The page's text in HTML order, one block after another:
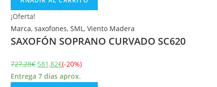
¡Oferta!
Marca,saxofones,SML,Viento Madera
SAXOFÓN SOPRANO CURVADO SC620
727,28€ 581,82€(-20%)
Entrega 7 días aprox.